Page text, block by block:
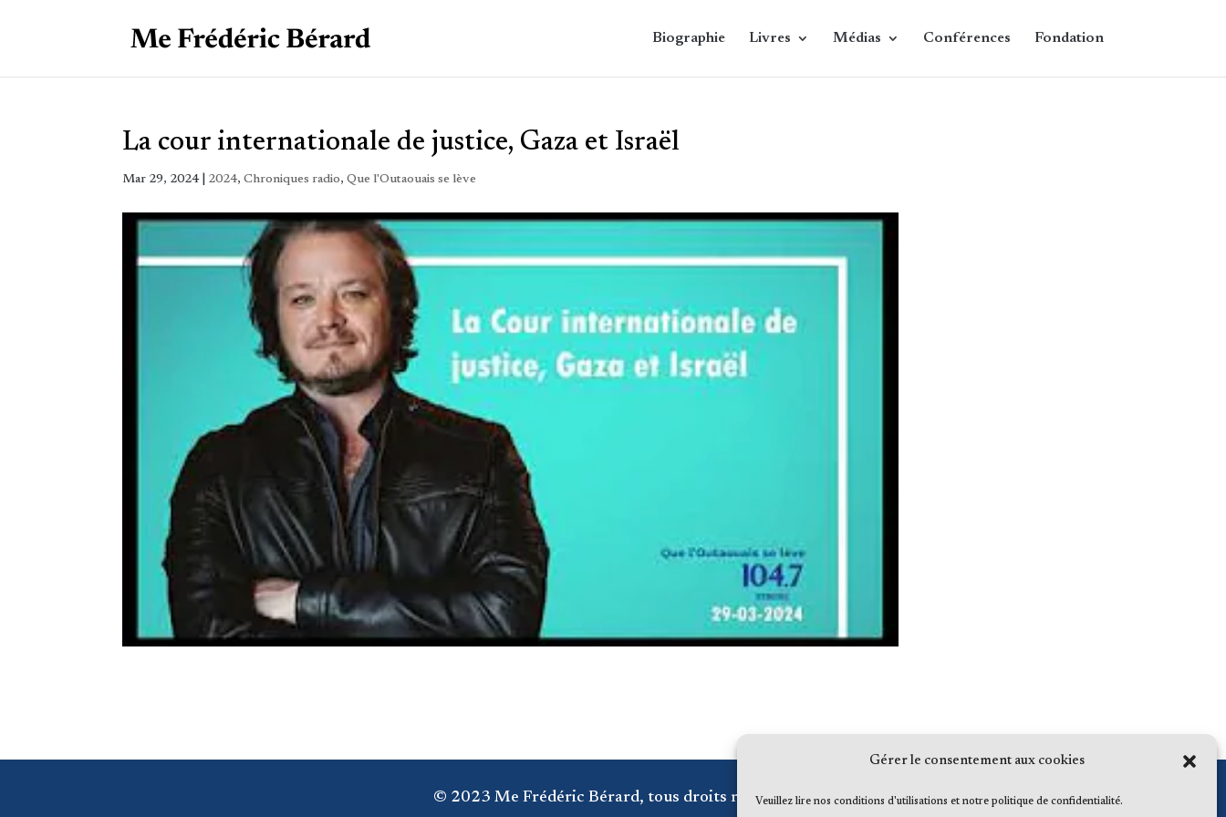
Gérer le consentement aux cookies
Veuillez lire nos conditions d'utilisations et notre politique de confidentialité.
Biographie Livres Médias Conférences Fondation
La cour internationale de justice, Gaza et Israël
Mar 29, 2024| 2024,Chroniques radio,Que l'Outaouais se lève
© 2023 Me Frédéric Bérard, tous droits réservés